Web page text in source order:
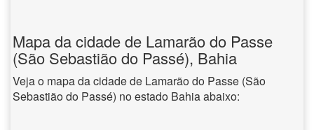
Mapa da cidade de Lamarão do Passe
(São Sebastião do Passé), Bahia
Veja o mapa da cidade de Lamarão do Passe (São
Sebastião do Passé) no estado Bahia abaixo: